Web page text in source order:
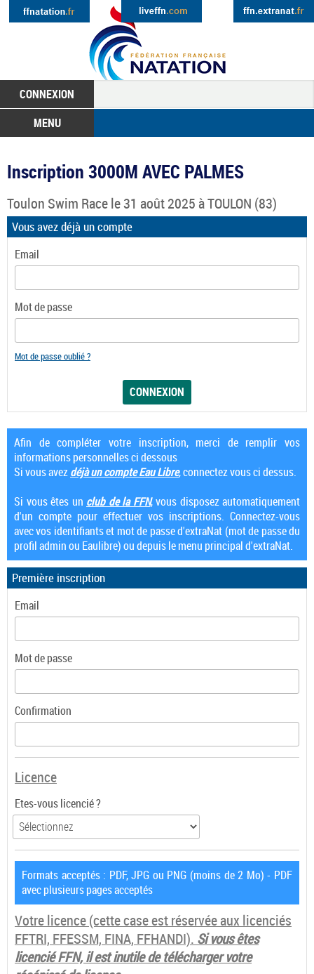
CONNEXION
MENU
Inscription 3000M AVEC PALMES
Toulon Swim Racele 31 août 2025 àTOULON (83)
Vous avez déjà un compte
Email
Mot de passe
Mot de passe oublié ?
Afin de compléter votre inscription, merci de remplir vos
informations personnelles ci dessous
Si vous avezdéjà un compte Eau Libre, connectez vous ci dessus.
Si vous êtes un club de la FFN, vous disposez automatiquement
d'un compte pour effectuer vos inscriptions. Connectez-vous
avec vos identifiants et mot de passe d'extraNat (mot de passe du
profil admin ou Eaulibre) ou depuis le menu principal d'extraNat.
Première inscription
Email
Mot de passe
Confirmation
Licence
Etes-vous licencié ?
Formats acceptés : PDF, JPG ou PNG (moins de 2 Mo) - PDF
avec plusieurs pages acceptés
Votre licence(cette case est réservée aux licenciés
FFTRI, FFESSM, FINA, FFHANDI). Si vous êtes
licencié FFN, il est inutile de télécharger votre